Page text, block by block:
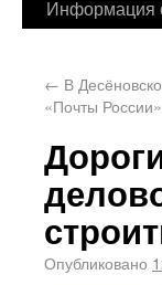
Информация
← В
«Почты России»
Опубликовано